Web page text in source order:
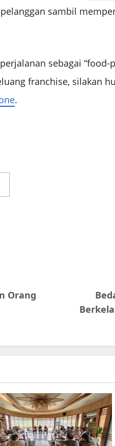
sambil
sebagai “food-
franchise, silakan
.
Orang